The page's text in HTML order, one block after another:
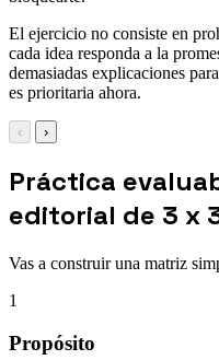
El ejercicio no consiste en
cada idea responda a la
demasiadas explicaciones
es prioritaria ahora.
‹ ›
Práctica
editorial de 3 x
Vas a construir una matriz
1
Propósito